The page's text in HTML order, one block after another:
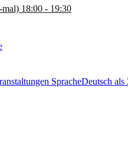
mal) 18:00 - 19:30
SpracheDeutsch als